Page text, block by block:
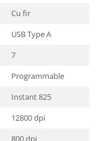
Cu fir
USB Type A
7
Programmable
Instant 825
12800 dpi
800 dpi